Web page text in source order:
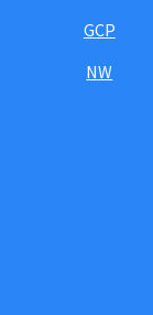
GCP
NW